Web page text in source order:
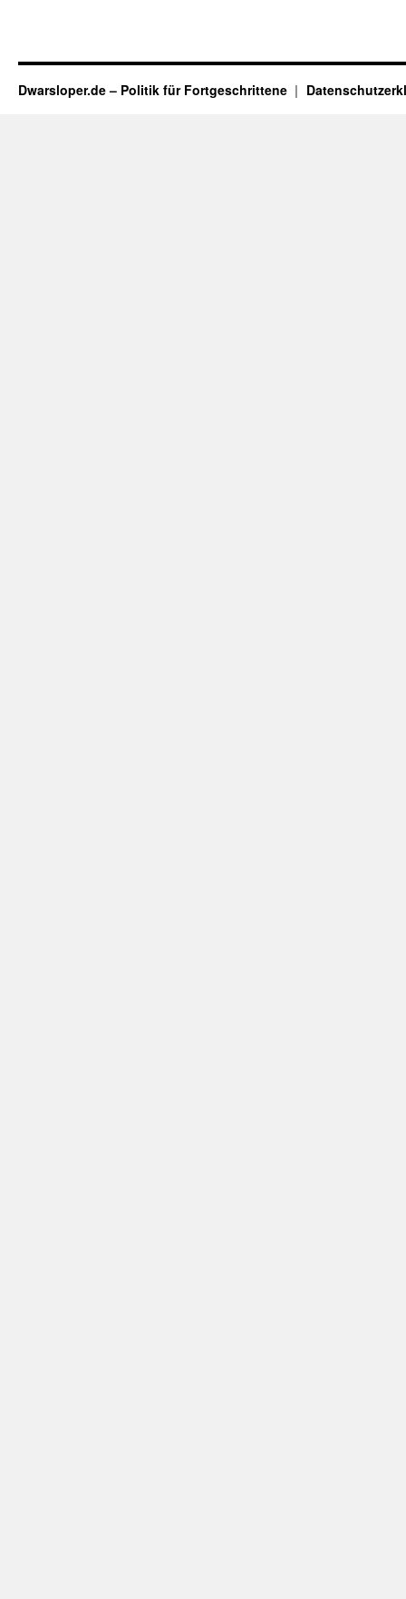
Dwarsloper.de – Politik für Fortgeschrittene